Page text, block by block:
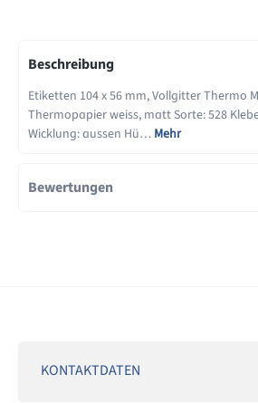
Beschreibung
Etiketten 104 x 56 mm, Vollgitter Thermo
Thermopapier weiss, matt Sorte: 528
Wicklung: aussen Hü… Mehr
Bewertungen
KONTAKTDATEN